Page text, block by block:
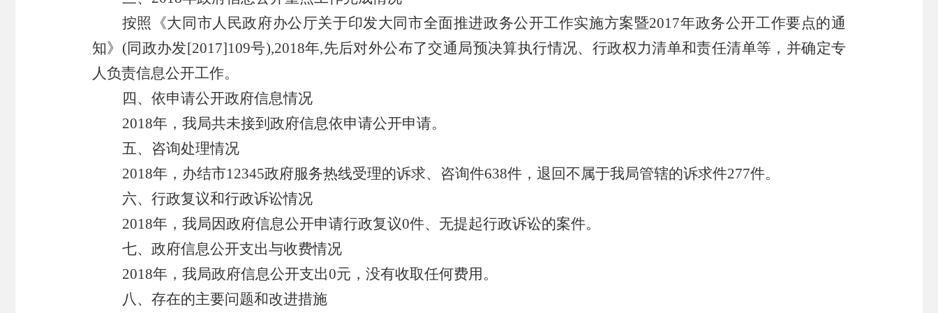
按照《大同市人民政府办公厅关于印发大同市全面推进政务公开工作实施方案暨2017年政务公开工作要点的通
知》(同政办发[2017]109号),2018年,先后对外公布了交通局预决算执行情况、行政权力清单和责任清单等，并确定专
人负责信息公开工作。
四、 依申请公开政府信息情况
2018年 ， 我局共未接到 政府信息依申请公开申请。
五、咨询处理情况
2018年， 办结市12345政府服务热线受理的诉求、咨询件638件，退回不属于我局管辖的诉求件277件。
六、行政复议和行政诉讼情况
2018年 ， 我局因政府信息公开申请行政复议0件、 无提起行政诉讼的案件。
七、 政府信息公开支出与收费情况
2018年 ， 我局政府信息公开支出0元，没有收取任何费用。
八、 存在的主要问题和改进措施